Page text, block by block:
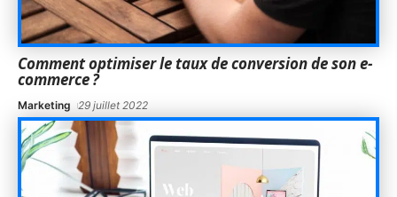
Comment optimiser le taux de conversion de son e-
commerce ?
Marketing 29 juillet 2022